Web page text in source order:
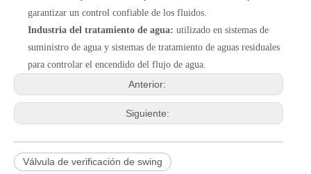
garantizar un control confiable de los fluidos.
Industria del tratamiento de agua: utilizado en sistemas de
suministro de agua y sistemas de tratamiento de aguas residuales
para controlar el encendido del flujo de agua.
Anterior:
Siguiente:
Válvula de verificación de swing